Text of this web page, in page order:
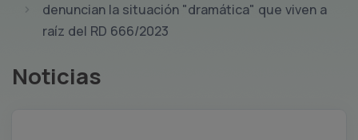
denuncian la situación "dramática" que viven a
raíz del RD 666/2023
Noticias